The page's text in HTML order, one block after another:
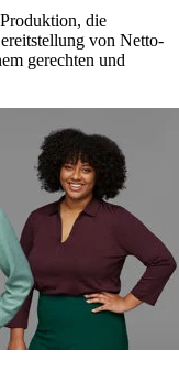
die
von Netto-
gerechten und